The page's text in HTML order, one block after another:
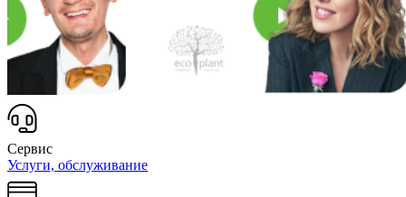
Сервис
Услуги, обслуживание